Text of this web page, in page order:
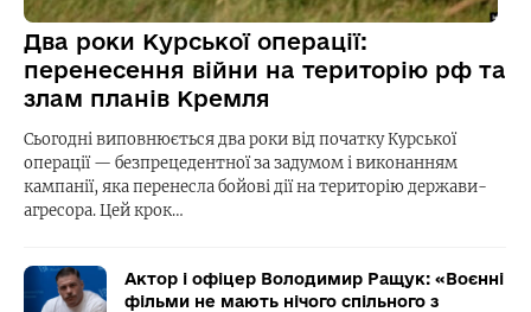
Два роки Курської операції:
перенесення війни на територію рф та
злам планів Кремля
Сьогодні виповнюється два роки від початку Курської
операції — безпрецедентної за задумом і виконанням
кампанії, яка перенесла бойові дії на територію держави-
агресора. Цей крок…
Актор і офіцер Володимир Ращук: «Воєнні
фільми не мають нічого спільного з